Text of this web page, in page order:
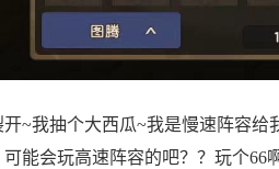
开~我抽个大西瓜~我是慢速阵容
可能会玩高速阵容的吧？？玩个66